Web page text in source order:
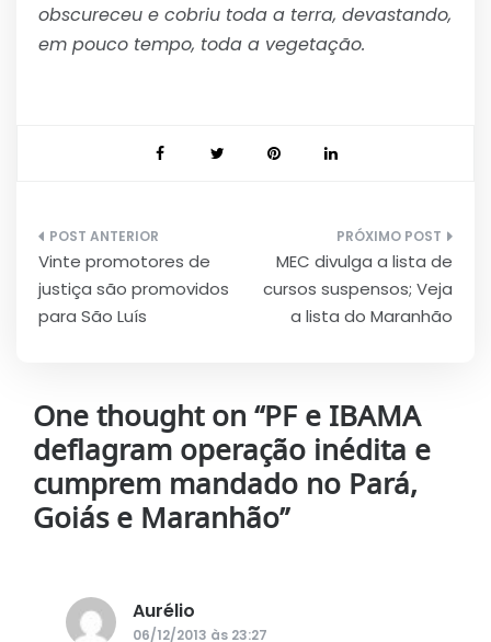
obscureceu e cobriu toda a terra, devastando,
em pouco tempo, toda a vegetação.
Navegação
de
Post
Vinte promotores de
justiça são promovidos
para São Luís
MEC divulga a lista de
cursos suspensos; Veja
a lista do Maranhão
One thought on “PF e IBAMA
deflagram operação inédita e
cumprem mandado no Pará,
Goiás e Maranhão”
Aurélio
06/12/2013 às 23:27